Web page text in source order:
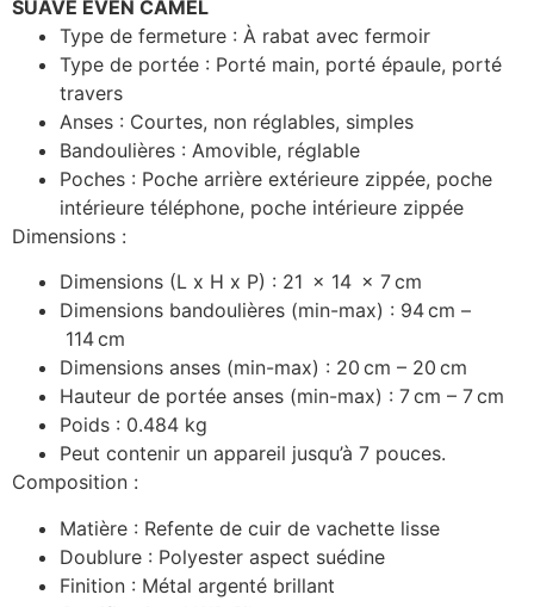
SUAVE EVEN CAMEL
Type de fermeture : À rabat avec fermoir
Type de portée : Porté main, porté épaule, porté
travers
Anses : Courtes, non réglables, simples
Bandoulières : Amovible, réglable
Poches : Poche arrière extérieure zippée, poche
intérieure téléphone, poche intérieure zippée
Dimensions :
Dimensions (L x H x P) : 21 x 14 x 7cm
Dimensions bandoulières (min-max) : 94cm –
114cm
Dimensions anses (min-max) : 20 cm – 20 cm
Hauteur de portée anses (min-max) : 7cm – 7cm
Poids : 0.484 kg
Peut contenir un appareil jusqu’à 7 pouces.
Composition :
Matière : Refente de cuir de vachette lisse
Doublure : Polyester aspect suédine
Finition : Métal argenté brillant